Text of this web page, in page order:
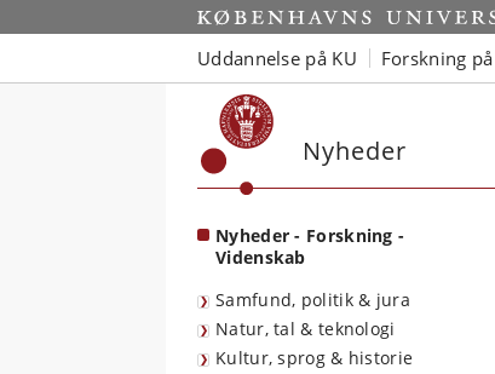
Start
Uddannelse på KU Forskning på
Nyheder
Nyheder - Forskning -
Videnskab
Samfund, politik & jura
Natur, tal & teknologi
Kultur, sprog & historie